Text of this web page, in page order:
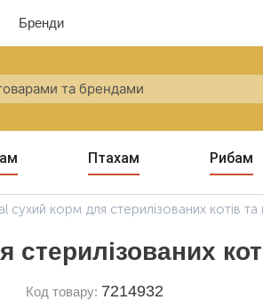
Бренди
Птахам Рибам
сухий корм для стерилізованих котів
Код товару: 7214932